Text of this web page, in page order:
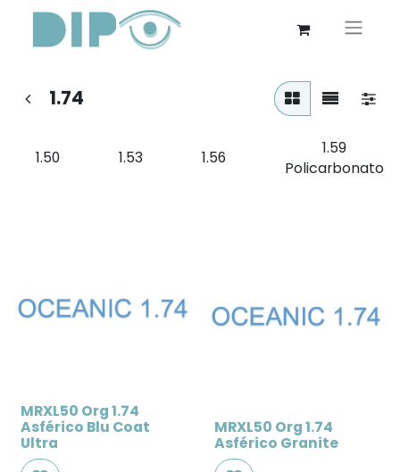
1.74
1.50 1.53 1.56
1.59
Policarbonato
MRXL50 Org 1.74
Asférico Blu Coat
Ultra
MRXL50 Org 1.74
Asférico Granite